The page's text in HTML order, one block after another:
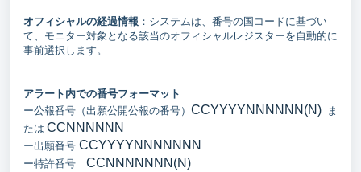
オフィシャルの経過情報 ：システムは、番号の国コードに基づい
て、モニター対象となる該当のオフィシャルレジスターを自動的に
事前選択します。
アラート内での番号フォーマット
ー公報番号（出願公開公報の番号） CCYYYYNNNNNN(N) ま
たは CCNNNNNN
ー出願番号 CCYYYYNNNNNNN
ー特許番号 CCNNNNNNN(N)